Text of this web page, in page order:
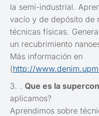
la semi-industrial.
vacío y de depósito de
técnicas físicas.
un recubrimiento
Más información en
(http://
3. . Que es la
aplicamos?
Aprendimos sobre